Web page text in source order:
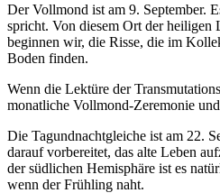
Der Vollmond ist am 9. September.
spricht. Von diesem Ort der heiligen
beginnen wir, die Risse, die im
Boden finden.
Wenn die Lektüre der
monatliche Vollmond-Zeremonie
Die Tagundnachtgleiche ist am 22.
darauf vorbereitet, das alte Leben
der südlichen Hemisphäre ist es
wenn der Frühling naht.